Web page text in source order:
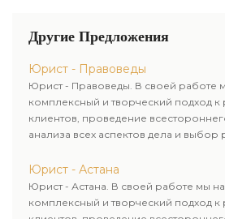
считают демонстрацией
обычно раздел имущества
мужей приходится
осуществлять чрез суд.
Другие Предложения
Юрист - Правоведы
Юрист - Правоведы. В своей работе
комплексный и творческий подход
клиентов, проведение
анализа всех аспектов дела и выбор
Юрист - Астана
Юрист - Астана. В своей работе мы
комплексный и творческий подход